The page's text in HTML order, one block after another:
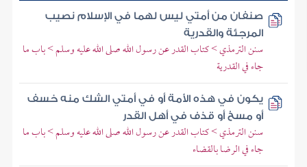
صنفان من أمتي ليس لهما في الإسلام نصيب
المرجئة والقدرية
سنن الترمذي > كتاب القدر عن رسول الله صلى الله عليه وسلم > باب ما
جاء في القدرية
يكون في هذه الأمة أو في أمتي الشك منه خسف
أو مسخ أو قذف في أهل القدر
سنن الترمذي > كتاب القدر عن رسول الله صلى الله عليه وسلم > باب ما
جاء في الرضا بالقضاء